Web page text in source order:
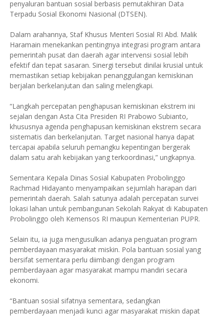
penyaluran bantuan sosial berbasis pemutakhiran Data
Terpadu Sosial Ekonomi Nasional (DTSEN).
Dalam arahannya, Staf Khusus Menteri Sosial RI Abd. Malik
Haramain menekankan pentingnya integrasi program antara
pemerintah pusat dan daerah agar intervensi sosial lebih
efektif dan tepat sasaran. Sinergi tersebut dinilai krusial untuk
memastikan setiap kebijakan penanggulangan kemiskinan
berjalan berkelanjutan dan saling melengkapi.
“Langkah percepatan penghapusan kemiskinan ekstrem ini
sejalan dengan Asta Cita Presiden RI Prabowo Subianto,
khususnya agenda penghapusan kemiskinan ekstrem secara
sistematis dan berkelanjutan. Target nasional hanya dapat
tercapai apabila seluruh pemangku kepentingan bergerak
dalam satu arah kebijakan yang terkoordinasi,” ungkapnya.
Sementara Kepala Dinas Sosial Kabupaten Probolinggo
Rachmad Hidayanto menyampaikan sejumlah harapan dari
pemerintah daerah. Salah satunya adalah percepatan survei
lokasi lahan untuk pembangunan Sekolah Rakyat di Kabupaten
Probolinggo oleh Kemensos RI maupun Kementerian PUPR.
Selain itu, ia juga mengusulkan adanya penguatan program
pemberdayaan masyarakat miskin. Pola bantuan sosial yang
bersifat sementara perlu diimbangi dengan program
pemberdayaan agar masyarakat mampu mandiri secara
ekonomi.
“Bantuan sosial sifatnya sementara, sedangkan
pemberdayaan menjadi kunci agar masyarakat miskin dapat